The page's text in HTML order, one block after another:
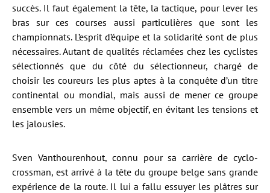
succès. Il faut également la tête, la tactique, pour lever les
bras sur ces courses aussi particulières que sont les
championnats. L’esprit d’équipe et la solidarité sont de plus
nécessaires. Autant de qualités réclamées chez les cyclistes
sélectionnés que du côté du sélectionneur, chargé de
choisir les coureurs les plus aptes à la conquête d’un titre
continental ou mondial, mais aussi de mener ce groupe
ensemble vers un même objectif, en évitant les tensions et
les jalousies.
Sven Vanthourenhout, connu pour sa carrière de cyclo-
crossman, est arrivé à la tête du groupe belge sans grande
expérience de la route. Il lui a fallu essuyer les plâtres sur